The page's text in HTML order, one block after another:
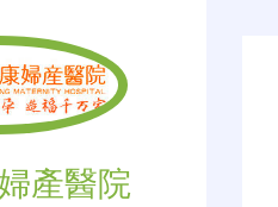
產醫院